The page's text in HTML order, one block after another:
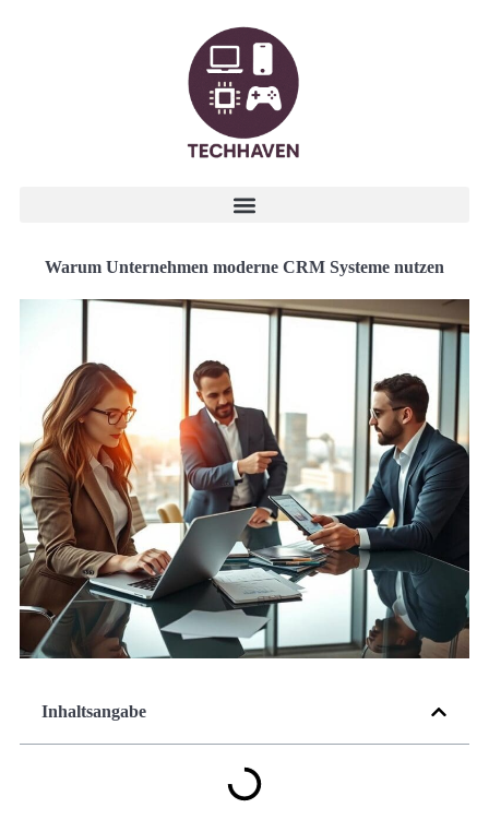
Warum Unternehmen moderne CRM Systeme nutzen
Inhaltsangabe